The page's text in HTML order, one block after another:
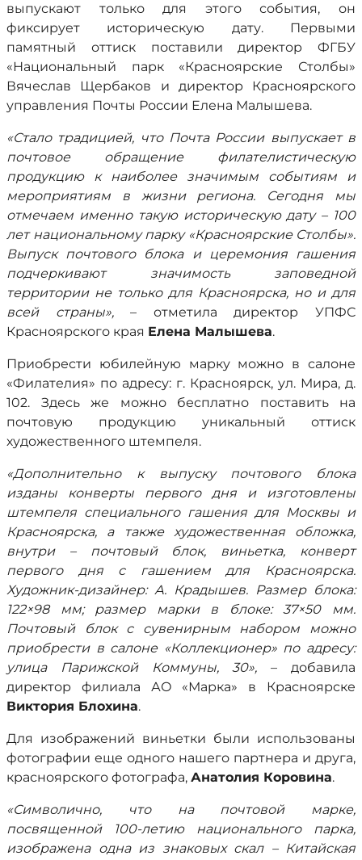
выпускают только для этого события, он
фиксирует историческую дату. Первыми
памятный оттиск поставили директор ФГБУ
«Национальный парк «Красноярские Столбы»
Вячеслав Щербаков и директор Красноярского
управления Почты России Елена Малышева.
«Стало традицией, что Почта России выпускает в
почтовое обращение филателистическую
продукцию к наиболее значимым событиям и
мероприятиям в жизни региона. Сегодня мы
отмечаем именно такую историческую дату – 100
лет национальному парку «Красноярские Столбы».
Выпуск почтового блока и церемония гашения
подчеркивают значимость заповедной
территории не только для Красноярска, но и для
всей страны»,– отметила директор УПФС
Красноярского края Елена Малышева.
Приобрести юбилейную марку можно в салоне
«Филателия» по адресу: г. Красноярск, ул. Мира, д.
102. Здесь же можно бесплатно поставить на
почтовую продукцию уникальный оттиск
художественного штемпеля.
«Дополнительно к выпуску почтового блока
изданы конверты первого дня и изготовлены
штемпеля специального гашения для Москвы и
Красноярска, а также художественная обложка,
внутри – почтовый блок, виньетка, конверт
первого дня с гашением для Красноярска.
Художник-дизайнер: А. Крадышев. Размер блока:
122×98 мм; размер марки в блоке: 37×50 мм.
Почтовый блок с сувенирным набором можно
приобрести в салоне «Коллекционер» по адресу:
улица Парижской Коммуны, 30»,– добавила
директор филиала АО «Марка» в Красноярске
Виктория Блохина.
Для изображений виньетки были использованы
фотографии еще одного нашего партнера и друга,
красноярского фотографа, Анатолия Коровина.
«Символично, что на почтовой марке,
посвященной 100-летию национального парка,
изображена одна из знаковых скал – Китайская